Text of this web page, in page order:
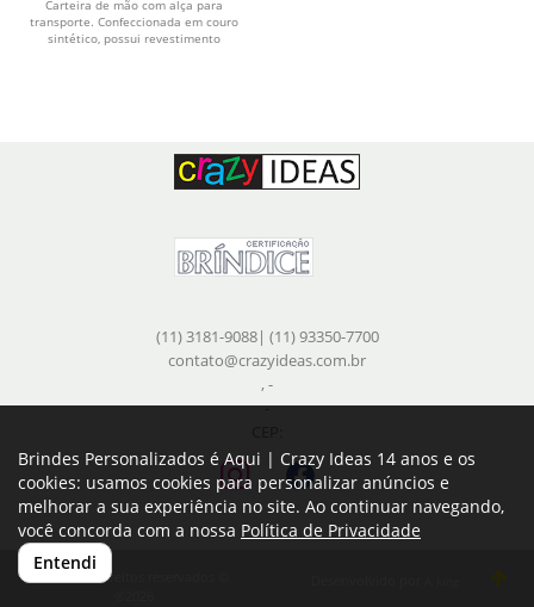
Carteira de mão com alça para
transporte. Confeccionada em couro
sintético, possui revestimento
(11) 3181-9088| (11) 93350-7700
contato@crazyideas.com.br
, -
-
Todos os direitos reservados ©
Brindes Personalizados é Aqui | Crazy Ideas 14 anos e os
cookies: usamos cookies para personalizar anúncios e
melhorar a sua experiência no site. Ao continuar navegando,
você concorda com a nossa Política de Privacidade
Entendi